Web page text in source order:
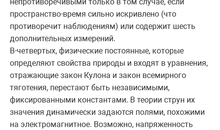
непротиворечивыми только в том случае, если
пространство-время сильно искривлено (что
противоречит наблюдениям) или содержит шесть
дополнительных измерений.
В-четвертых, физические постоянные, которые
определяют свойства природы и входят в уравнения,
отражающие закон Кулона и закон всемирного
тяготения, перестают быть независимыми,
фиксированными константами. В теории струн их
значения динамически задаются полями, похожими
на электромагнитное. Возможно, напряженность